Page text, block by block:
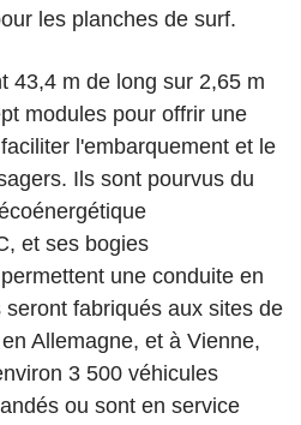
les planches de surf.
43,4 m de long sur 2,65 m
modules pour offrir une
l'embarquement et le
Ils sont pourvus du
et ses bogies
une conduite en
fabriqués aux sites de
Allemagne, et à Vienne,
3 500 véhicules
ou sont en service